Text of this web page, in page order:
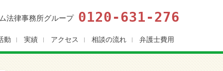
法律事務所グループ 0120-631-276
動 実績 アクセス 相談の流れ 弁護士費用